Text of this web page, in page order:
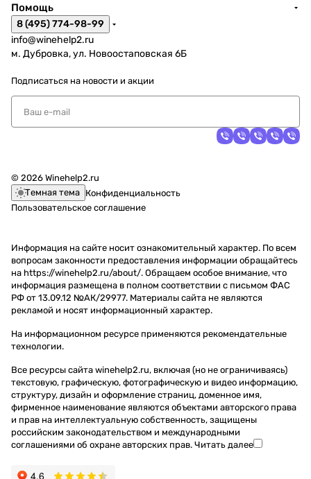
Помощь
8 (495) 774-98-99
info@winehelp2.ru
м. Дубровка, ул. Новоостаповская 6Б
Подписаться на новости и акции
© 2026 Winehelp2.ru
Темная тема Конфиденциальность
Пользовательское соглашение
Информация на сайте носит ознакомительный характер. По всем
вопросам законности предоставления информации обращайтесь
на https://winehelp2.ru/about/. Обращаем особое внимание, что
информация размещена в полном соответствии с письмом ФАС
РФ от 13.09.12 №АК/29977. Материалы сайта не являются
рекламой и носят информационный характер.
На информационном ресурсе применяются рекомендательные
технологии.
Все ресурсы сайта winehelp2.ru, включая (но не ограничиваясь)
текстовую, графическую, фотографическую и видео информацию,
структуру, дизайн и оформление страниц, доменное имя,
фирменное наименование являются объектами авторского права
и прав на интеллектуальную собственность, защищены
российским законодательством и международными
соглашениями об охране авторских прав. Читать далее